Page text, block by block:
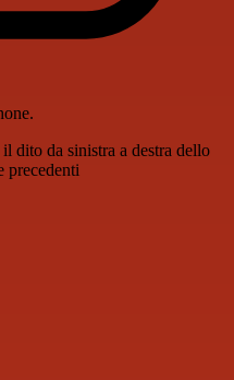
dito da sinistra a destra dello
precedenti